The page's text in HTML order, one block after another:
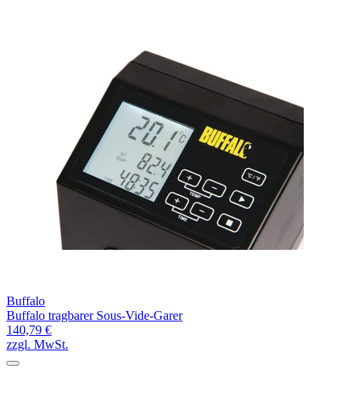
Buffalo
Buffalo tragbarer Sous-Vide-Garer
140,79 €
zzgl. MwSt.